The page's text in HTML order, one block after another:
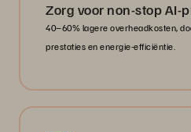
Zorg voor non-stop AI-
40–60% lagere overheadkosten,
prestaties en energie-efficiëntie.